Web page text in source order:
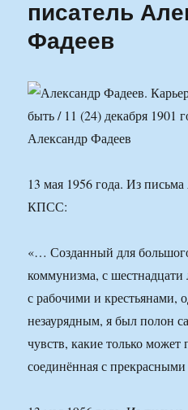
писатель
Фадеев
13 мая 1956 года. Из
КПСС:
«… Созданный для
коммунизма, с шестнадцати
с рабочими и крестьянами,
незаурядным, я был полон
чувств, какие только может
соединённая с